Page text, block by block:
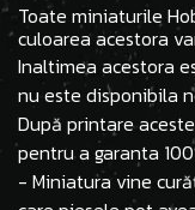
Toate miniaturile
culoarea acestora
Inaltimea acestora
nu este disponibila
După printare
pentru a garanta
- Miniatura vine